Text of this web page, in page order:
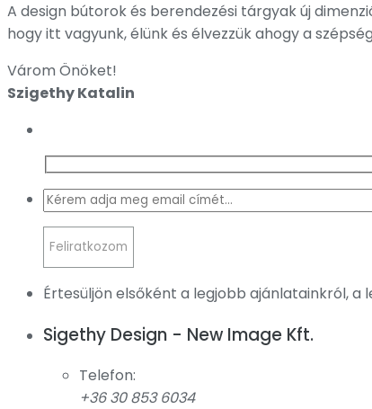
A design bútorok és berendezési tárgyak új
hogy itt vagyunk, élünk és élvezzük ahogy a
Várom Önöket!
Szigethy Katalin
Értesüljön elsőként a legjobb ajánlatainkról, a
Sigethy Design - New Image Kft.
Telefon:
+36 30 853 6034